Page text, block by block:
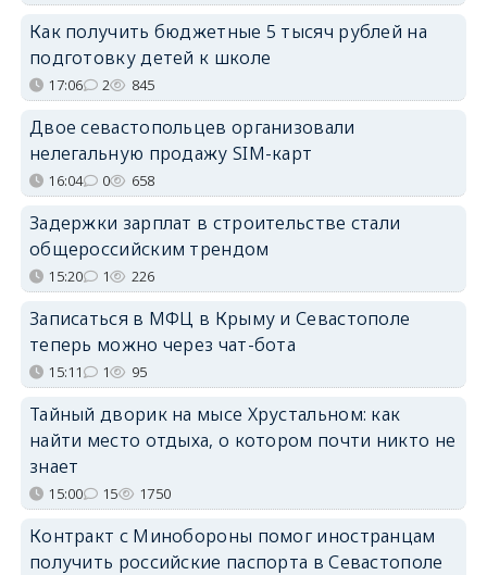
Как получить бюджетные 5 тысяч рублей на
подготовку детей к школе
17:06 2 845
Двое севастопольцев организовали
нелегальную продажу SIM-карт
16:04 0 658
Задержки зарплат в строительстве стали
общероссийским трендом
15:20 1 226
Записаться в МФЦ в Крыму и Севастополе
теперь можно через чат-бота
15:11 1 95
Тайный дворик на мысе Хрустальном: как
найти место отдыха, о котором почти никто не
знает
15:00 15 1750
Контракт с Минобороны помог иностранцам
получить российские паспорта в Севастополе